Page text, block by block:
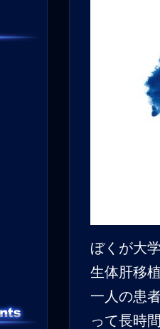
ぼくが大
生体肝移
一人の患
って長時